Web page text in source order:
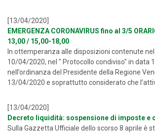
[13/04/2020]
EMERGENZA CORONAVIRUS fino al 3/5
13,00 / 15,00-18,00
In ottemperanza alle disposizioni contenute nel
10/04/2020, nel " Protocollo condiviso" in data
nell’ordinanza del Presidente della Regione
13/04/2020 e soprattutto considerato che
[13/04/2020]
Decreto liquidità: sospensione di imposte e
Sulla Gazzetta Ufficiale dello scorso 8 aprile è